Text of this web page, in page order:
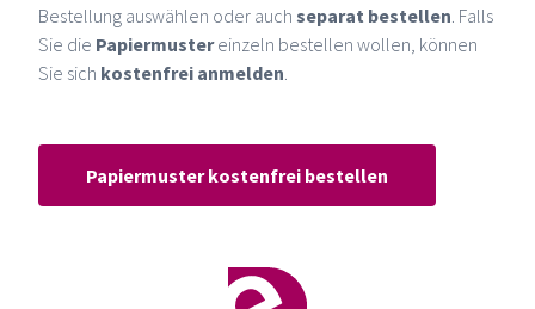
Bestellung auswählen oder auch separat bestellen . Falls
Sie die Papiermustereinzeln bestellen wollen, können
Sie sich kostenfrei anmelden
Papiermuster kostenfrei bestellen